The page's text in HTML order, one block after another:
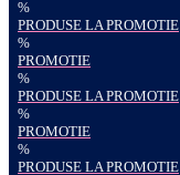
%
PRODUSE LA PROMOTIE
%
PROMOTIE
%
PRODUSE LA PROMOTIE
%
PROMOTIE
%
PRODUSE LA PROMOTIE